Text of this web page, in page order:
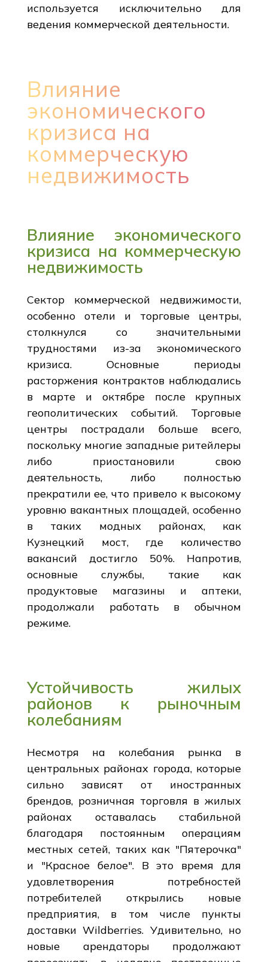
используется исключительно для
ведения коммерческой деятельности.
Влияние
экономического
кризиса на
коммерческую
недвижимость
Влияние экономического
кризиса на коммерческую
недвижимость
Сектор коммерческой недвижимости,
особенно отели и торговые центры,
столкнулся со значительными
трудностями из-за экономического
кризиса. Основные периоды
расторжения контрактов наблюдались
в марте и октябре после крупных
геополитических событий. Торговые
центры пострадали больше всего,
поскольку многие западные ритейлеры
либо приостановили свою
деятельность, либо полностью
прекратили ее, что привело к высокому
уровню вакантных площадей, особенно
в таких модных районах, как
Кузнецкий мост, где количество
вакансий достигло 50%. Напротив,
основные службы, такие как
продуктовые магазины и аптеки,
продолжали работать в обычном
режиме.
Устойчивость жилых
районов к рыночным
колебаниям
Несмотря на колебания рынка в
центральных районах города, которые
сильно зависят от иностранных
брендов, розничная торговля в жилых
районах оставалась стабильной
благодаря постоянным операциям
местных сетей, таких как "Пятерочка"
и "Красное белое". В это время для
удовлетворения потребностей
потребителей открылись новые
предприятия, в том числе пункты
доставки Wildberries. Удивительно, но
новые арендаторы продолжают